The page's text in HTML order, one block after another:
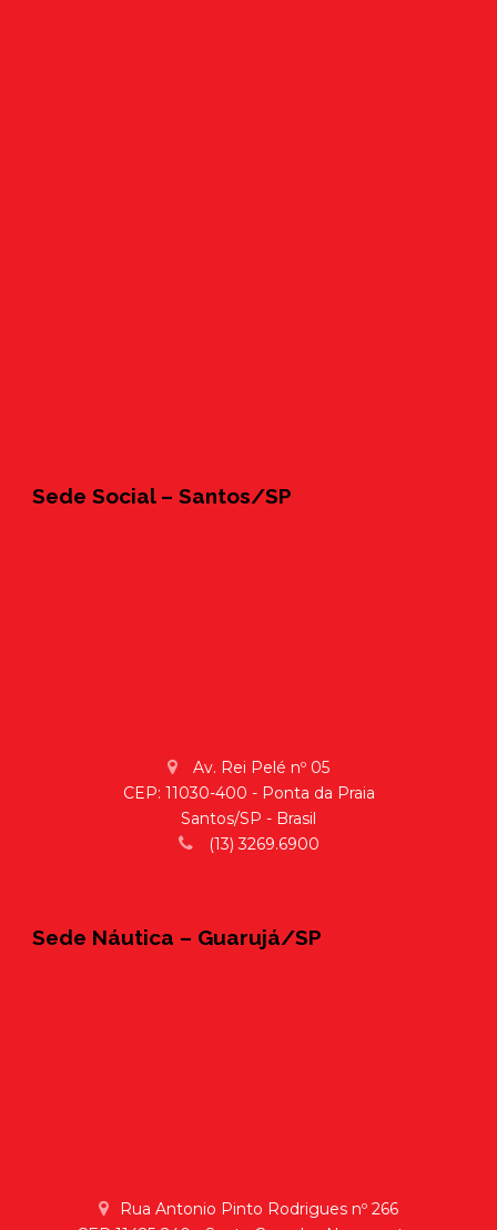
Sede Social – Santos/SP
Av. Rei Pelé nº 05
CEP: 11030-400 - Ponta da Praia
Santos/SP - Brasil
(13) 3269.6900
Sede Náutica – Guarujá/SP
Rua Antonio Pinto Rodrigues nº 266